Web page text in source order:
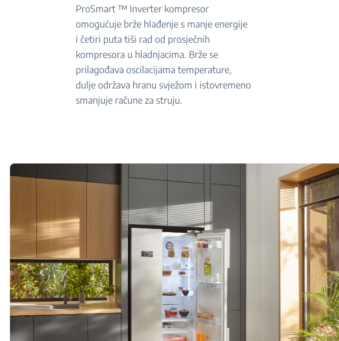
ProSmart ™ Inverter kompresor
omogućuje brže hlađenje s manje energije
i četiri puta tiši rad od prosječnih
kompresora u hladnjacima. Brže se
prilagođava oscilacijama temperature,
dulje održava hranu svježom i istovremeno
smanjuje račune za struju.